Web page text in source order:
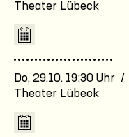
Theater Lübeck
Do, 29.10. 19:30 Uhr /
Theater Lübeck